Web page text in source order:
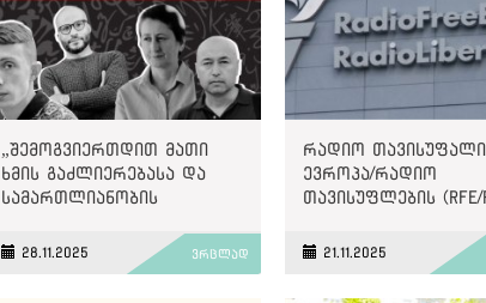
„შემოგვიერთდით მათი
ხმის გაძლიერებასა და
სამართლიანობის
International-ი
პატიმრობაში მყოფ „ოთხ
28.11.2025 ვრცლად
რადიო თავისუფალი
ევროპა/რადიო
თავისუფლების (RFE/
მუშაობა შეწყვიტა
21.11.2025